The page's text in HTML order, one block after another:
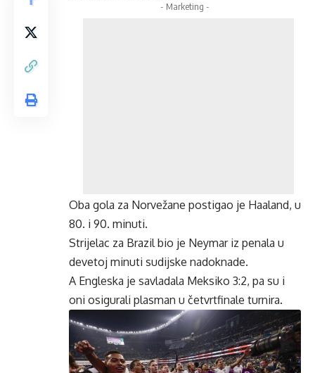
- Marketing -
Oba gola za Norvežane postigao je Haaland, u
80. i 90. minuti.
Strijelac za Brazil bio je Neymar iz penala u
devetoj minuti sudijske nadoknade.
A Engleska je savladala Meksiko 3:2, pa su i
oni osigurali plasman u četvrtfinale turnira.